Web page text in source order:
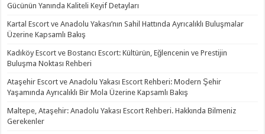
Gücünün Yanında Kaliteli Keyif Detayları
Kartal Escort ve Anadolu Yakası’nın Sahil Hattında Ayrıcalıklı Buluşmalar
Üzerine Kapsamlı Bakış
Kadıköy Escort ve Bostancı Escort: Kültürün, Eğlencenin ve Prestijin
Buluşma Noktası Rehberi
Ataşehir Escort ve Anadolu Yakası Escort Rehberi: Modern Şehir
Yaşamında Ayrıcalıklı Bir Mola Üzerine Kapsamlı Bakış
Maltepe, Ataşehir: Anadolu Yakası Escort Rehberi. Hakkında Bilmeniz
Gerekenler